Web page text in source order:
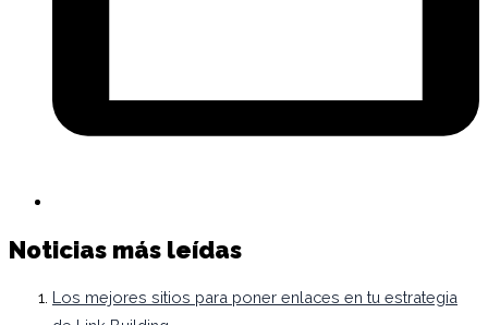
Noticias más leídas
Los mejores sitios para poner enlaces en tu estrategia